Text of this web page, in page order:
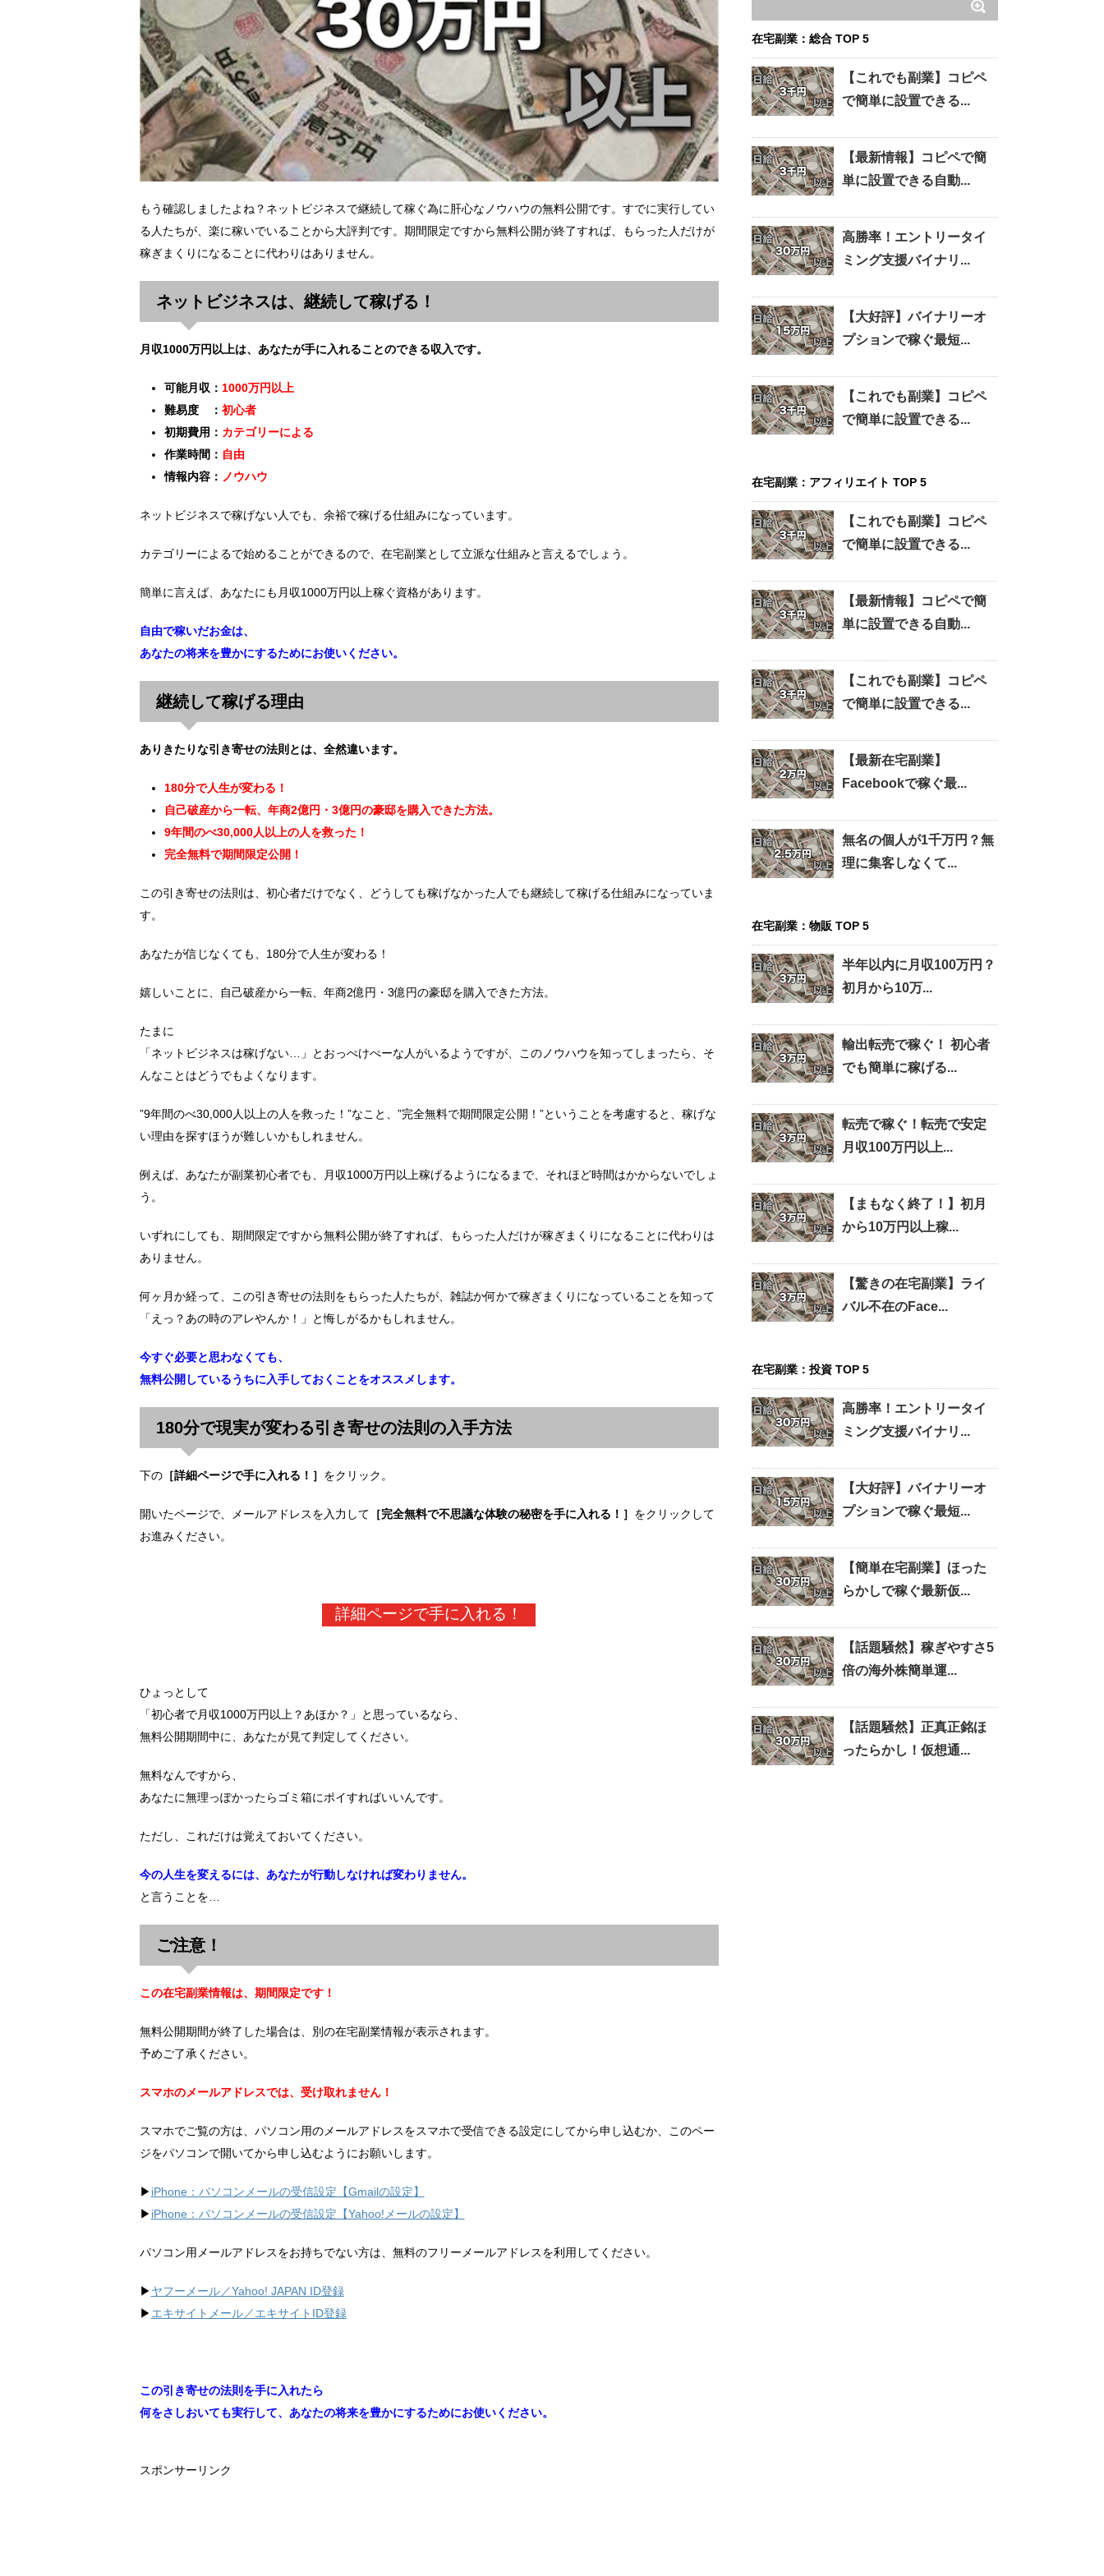
もう確認しましたよね？ネットビジネスで継続して稼ぐ為に肝心なノウハウの無料公開です。すでに実行してい
る人たちが、楽に稼いでいることから大評判です。期間限定ですから無料公開が終了すれば、もらった人だけが
稼ぎまくりになることに代わりはありません。
ネットビジネスは、継続して稼げる！
月収1000万円以上は、あなたが手に入れることのできる収入です。
可能月収： 1000万円以上
難易度 ： 初心者
初期費用： カテゴリーによる
作業時間： 自由
情報内容： ノウハウ
ネットビジネスで稼げない人でも、余裕で稼げる仕組みになっています。
カテゴリーによるで始めることができるので、在宅副業として立派な仕組みと言えるでしょう。
簡単に言えば、あなたにも月収1000万円以上稼ぐ資格があります。
自由で稼いだお金は、
あなたの将来を豊かにするためにお使いください。
継続して稼げる理由
ありきたりな引き寄せの法則とは、全然違います。
180分で人生が変わる！
自己破産から一転、年商2億円・3億円の豪邸を購入できた方法。
9年間のべ30,000人以上の人を救った！
完全無料で期間限定公開！
この引き寄せの法則は、初心者だけでなく、どうしても稼げなかった人でも継続して稼げる仕組みになっていま
す。
あなたが信じなくても、180分で人生が変わる！
嬉しいことに、自己破産から一転、年商2億円・3億円の豪邸を購入できた方法。
たまに
「ネットビジネスは稼げない…」とおっぺけぺーな人がいるようですが、このノウハウを知ってしまったら、そ
んなことはどうでもよくなります。
”9年間のべ30,000人以上の人を救った！”なこと、”完全無料で期間限定公開！”ということを考慮すると、稼げな
い理由を探すほうが難しいかもしれません。
例えば、あなたが副業初心者でも、月収1000万円以上稼げるようになるまで、それほど時間はかからないでしょ
う。
いずれにしても、期間限定ですから無料公開が終了すれば、もらった人だけが稼ぎまくりになることに代わりは
ありません。
何ヶ月か経って、この引き寄せの法則をもらった人たちが、雑誌か何かで稼ぎまくりになっていることを知って
「えっ？あの時のアレやんか！」と悔しがるかもしれません。
今すぐ必要と思わなくても、
無料公開しているうちに入手しておくことをオススメします。
180分で現実が変わる引き寄せの法則の入手方法
下の［詳細ページで手に入れる！］ をクリック。
開いたページで、メールアドレスを入力して ［完全無料で不思議な体験の秘密を手に入れる！］ をクリックして
お進みください。
詳細ページで手に入れる！
ひょっとして
「初心者で月収1000万円以上？あほか？」と思っているなら、
無料公開期間中に、あなたが見て判定してください。
無料なんですから、
あなたに無理っぽかったらゴミ箱にポイすればいいんです。
ただし、これだけは覚えておいてください。
今の人生を変えるには、あなたが行動しなければ変わりません。
と言うことを…
ご注意！
この在宅副業情報は、期間限定です！
無料公開期間が終了した場合は、別の在宅副業情報が表示されます。
予めご了承ください。
スマホのメールアドレスでは、受け取れません！
スマホでご覧の方は、パソコン用のメールアドレスをスマホで受信できる設定にしてから申し込むか、このペー
ジをパソコンで開いてから申し込むようにお願いします。
▶︎ iPhone：パソコンメールの受信設定【Gmailの設定】
▶︎ iPhone：パソコンメールの受信設定【Yahoo!メールの設定】
パソコン用メールアドレスをお持ちでない方は、無料のフリーメールアドレスを利用してください。
▶︎ ヤフーメール／Yahoo! JAPAN ID登録
▶︎ エキサイトメール／エキサイトID登録
この引き寄せの法則を手に入れたら
何をさしおいても実行して、あなたの将来を豊かにするためにお使いください。
スポンサーリンク
在宅副業：総合 TOP 5
【これでも副業】コピペ
で簡単に設置できる...
【最新情報】コピペで簡
単に設置できる自動...
高勝率！エントリータイ
ミング支援バイナリ...
【大好評】バイナリーオ
プションで稼ぐ最短...
【これでも副業】コピペ
で簡単に設置できる...
在宅副業：アフィリエイト TOP 5
【これでも副業】コピペ
で簡単に設置できる...
【最新情報】コピペで簡
単に設置できる自動...
【これでも副業】コピペ
で簡単に設置できる...
【最新在宅副業】
Facebookで稼ぐ最...
無名の個人が1千万円？無
理に集客しなくて...
在宅副業：物販 TOP 5
半年以内に月収100万円？
初月から10万...
輸出転売で稼ぐ！ 初心者
でも簡単に稼げる...
転売で稼ぐ！転売で安定
月収100万円以上...
【まもなく終了！】初月
から10万円以上稼...
【驚きの在宅副業】ライ
バル不在のFace...
在宅副業：投資 TOP 5
高勝率！エントリータイ
ミング支援バイナリ...
【大好評】バイナリーオ
プションで稼ぐ最短...
【簡単在宅副業】ほった
らかしで稼ぐ最新仮...
【話題騒然】稼ぎやすさ5
倍の海外株簡単運...
【話題騒然】正真正銘ほ
ったらかし！仮想通...